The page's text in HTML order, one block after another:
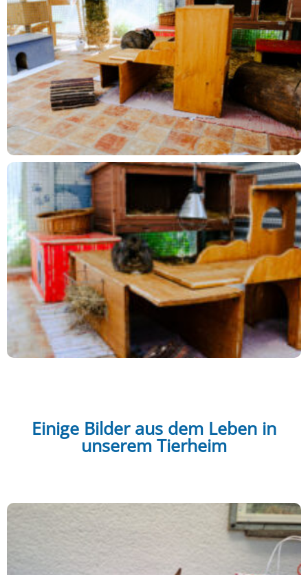
Einige Bilder aus dem Leben in
unserem Tierheim